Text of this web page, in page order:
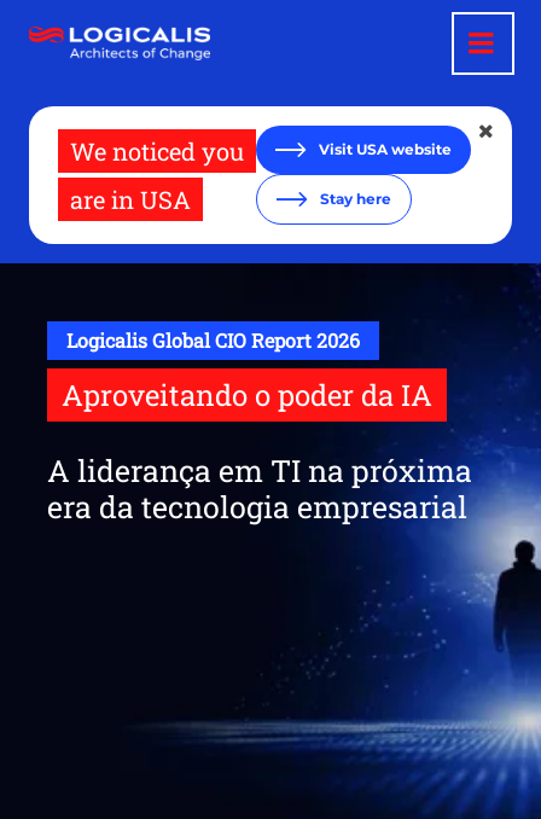
para
We noticed you
are in USA
Visit USA website
Stay here
Logicalis Global CIO Report 2026
Aproveitando o poder da IA
A liderança em TI na próxima
era da tecnologia empresarial